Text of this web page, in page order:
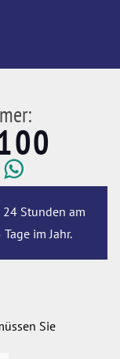
Stunden am
im Jahr.
Sie